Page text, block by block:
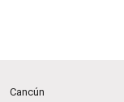
Cancún